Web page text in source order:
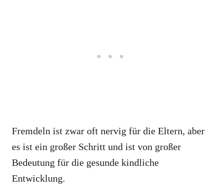
Fremdeln ist zwar oft nervig für die Eltern, aber
es ist ein großer Schritt und ist von großer
Bedeutung für die gesunde kindliche
Entwicklung.